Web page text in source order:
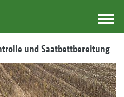
und Saatbettbereitung